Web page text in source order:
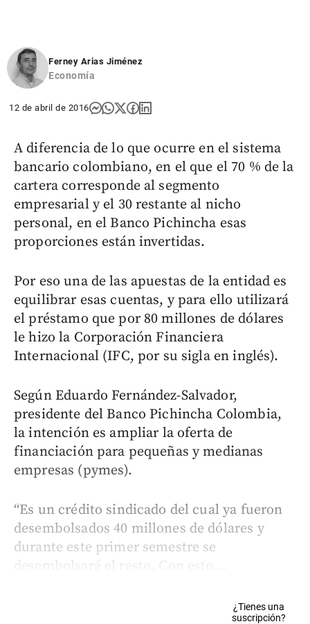
Ferney Arias Jiménez
Economía
12 de abril de 2016
A diferencia de lo que ocurre en el sistema
bancario colombiano, en el que el 70 % de la
cartera corresponde al segmento
empresarial y el 30 restante al nicho
personal, en el Banco Pichincha esas
proporciones están invertidas.
Por eso una de las apuestas de la entidad es
equilibrar esas cuentas, y para ello utilizará
el préstamo que por 80 millones de dólares
le hizo la Corporación Financiera
Internacional (IFC, por su sigla en inglés).
Según Eduardo Fernández-Salvador,
presidente del Banco Pichincha Colombia,
la intención es ampliar la oferta de
financiación para pequeñas y medianas
empresas (pymes).
“Es un crédito sindicado del cual ya fueron
desembolsados 40 millones de dólares y
durante este primer semestre se
desembolsará el resto. Con esto...
¿Tienes una
suscripción?